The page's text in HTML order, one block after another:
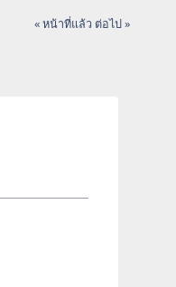
« หน้าที่แล้ว ต่อไป »